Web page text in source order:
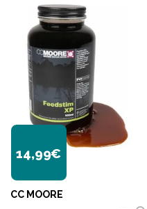
14,99€
CC MOORE